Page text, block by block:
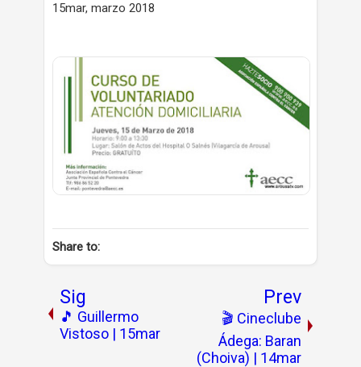
15mar, marzo 2018
Share to:
Sig
🎵 Guillermo
Vistoso | 15mar
Prev
🎬 Cineclube
Ádega: Baran
(Choiva) | 14mar